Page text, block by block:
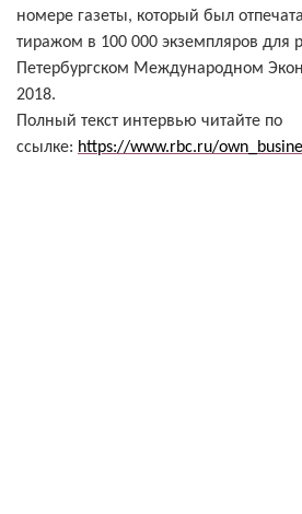
номере газеты, который был
тиражом в 100 000 экземпляров для
Петербургском Международном
2018.
Полный текст интервью читайте по
ссылке: https://www.rbc.ru/